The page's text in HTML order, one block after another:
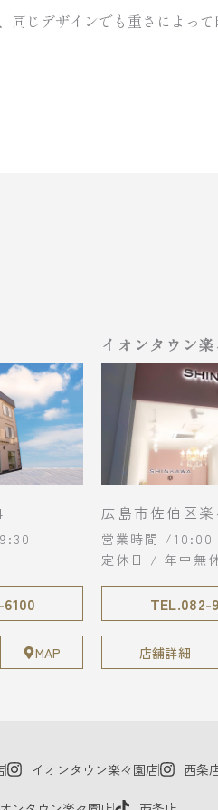
デザインでも重さによって
MAP
イオンタウン
広島市佐伯区
営業時間 /10:00
定休日 / 年中無
TEL.082-
店舗詳細
イオンタウン楽々園店 西条